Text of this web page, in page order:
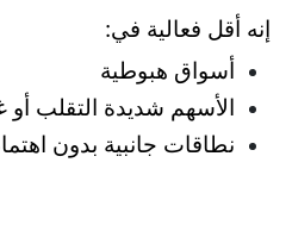
إنه أقل فعالية في:
أسواق هبوطية
الأسهم شديدة التقلب أو
نطاقات جانبية بدون